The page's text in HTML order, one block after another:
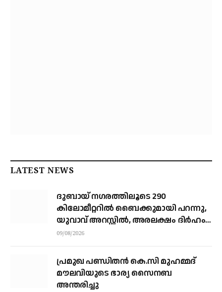
LATEST NEWS
ദുബായ് ന​ഗരത്തിലൂടെ 290
കിലോമീറ്ററില്‍ ബൈക്കുമായി പറന്നു,
യുവാവ് അറസ്റ്റിൽ, അരലക്ഷം ദിർഹം
പിഴ
09/08/2026
പ്രമുഖ പണ്ഡിതൻ കെ.സി മുഹമ്മദ്
മൗലവിയുടെ ഭാര്യ സൈനബ
അന്തരിച്ചു